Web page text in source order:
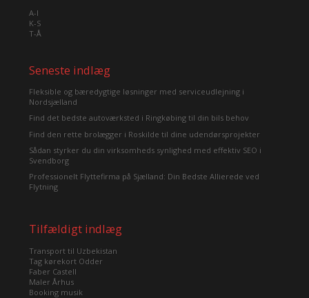
A-I
K-S
T-Å
Seneste indlæg
Fleksible og bæredygtige løsninger med serviceudlejning i
Nordsjælland
Find det bedste autoværksted i Ringkøbing til din bils behov
Find den rette brolægger i Roskilde til dine udendørsprojekter
Sådan styrker du din virksomheds synlighed med effektiv SEO i
Svendborg
Professionelt Flyttefirma på Sjælland: Din Bedste Allierede ved
Flytning
Tilfældigt indlæg
Transport til Uzbekistan
Tag kørekort Odder
Faber Castell
Maler Århus
Booking musik